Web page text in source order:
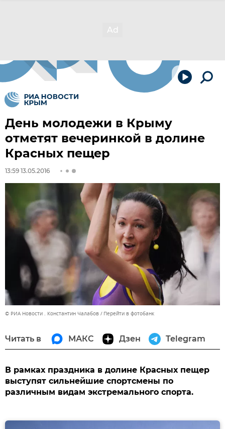
День молодежи в Крыму
отметят вечеринкой в долине
Красных пещер
13:59 13.05.2016
© РИА Новости . Константин Чалабов Перейти в фотобанк
Читать в МАКС Дзен Telegram
В рамках праздника в долине Красных пещер
выступят сильнейшие спортсмены по
различным видам экстремального спорта.